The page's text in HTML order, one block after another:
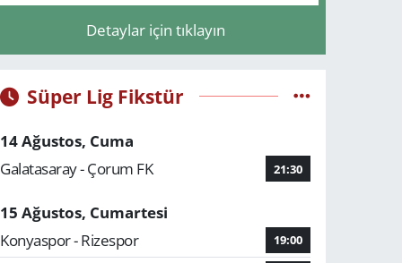
Detaylar için tıklayın
Süper Lig Fikstür
14 Ağustos, Cuma
Galatasaray - Çorum FK
21:30
15 Ağustos, Cumartesi
Konyaspor - Rizespor
19:00